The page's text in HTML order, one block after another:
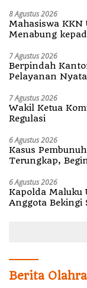
8 Agustus 2026
Mahasiswa KKN
Menabung
7 Agustus 2026
Berpindah Kantor ke
Pelayanan
7 Agustus 2026
Wakil Ketua
Regulasi
6 Agustus 2026
Kasus
Terungkap,
6 Agustus 2026
Kapolda Maluku Utara
Anggota Bekingi
Berita